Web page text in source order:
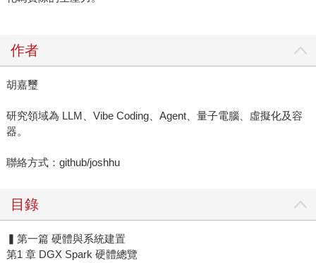
作者
胡嘉璽
研究領域為 LLM、Vibe Coding、Agent、量子電腦、虛擬化及容
器。
聯絡方式：github/joshhu
目錄
▍第一篇 硬體與系統建置
第1 章 DGX Spark 硬體總覽